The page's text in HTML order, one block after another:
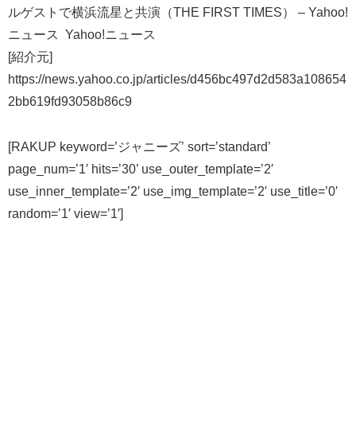
ルゲストで横浜流星と共演（THE FIRST TIMES） – Yahoo!
ニュース Yahoo!ニュース
[紹介元]
https://news.yahoo.co.jp/articles/d456bc497d2d583a108654
2bb619fd93058b86c9
[RAKUP keyword=’ジャニーズ’ sort=’standard’
page_num=’1′ hits=’30’ use_outer_template=’2′
use_inner_template=’2′ use_img_template=’2′ use_title=’0′
random=’1′ view=’1′]